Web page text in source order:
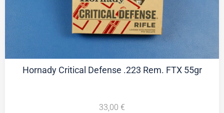
Hornady Critical Defense .223 Rem. FTX 55gr
33,00 €